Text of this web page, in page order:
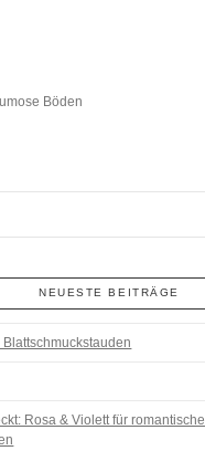
Böden
NEUESTE BEITRÄGE
Rosa & Violett für romantische